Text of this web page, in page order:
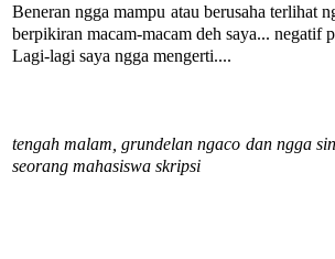
Beneran ngga mampu atau berusaha terlihat
berpikiran macam-macam deh saya... negatif
Lagi-lagi saya ngga mengerti....
tengah malam, grundelan ngaco dan ngga
seorang mahasiswa skripsi